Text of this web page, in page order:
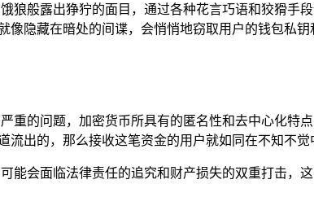
狼般露出狰狞的面目，通过各种花言巧语和狡猾手
像隐藏在暗处的间谍，会悄悄地窃取用户的钱包私
重的问题，加密货币所具有的匿名性和去中心化特
出的，那么接收这笔资金的用户就如同在不知不
能会面临法律责任的追究和财产损失的双重打击，